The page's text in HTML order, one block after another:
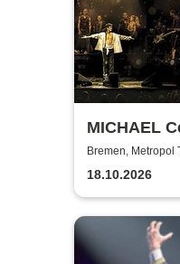
MICHAEL
Sergio
Bremen, Metropol
18.10.2026